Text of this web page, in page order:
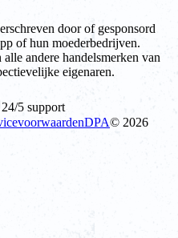
door of gesponsord
of hun moederbedrijven.
andere handelsmerken van
eigenaren.
24/5 support
DPA© 2026